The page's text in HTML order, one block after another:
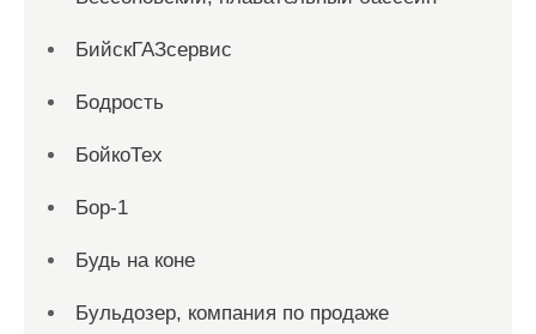
БийскГАЗсервис
Бодрость
БойкоТех
Бор-1
Будь на коне
Бульдозер, компания по продаже